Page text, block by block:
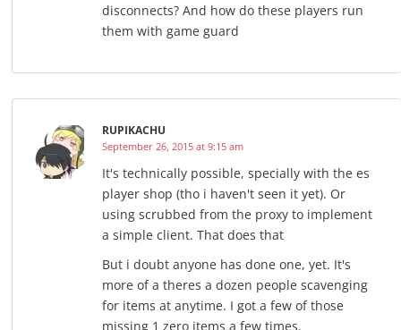
disconnects? And how do these players run
them with game guard
RUPIKACHU
September 26, 2015 at 9:15 am
It's technically possible, specially with the es
player shop (tho i haven't seen it yet). Or
using scrubbed from the proxy to implement
a simple client. That does that
But i doubt anyone has done one, yet. It's
more of a theres a dozen people scavenging
for items at anytime. I got a few of those
missing 1 zero items a few times.